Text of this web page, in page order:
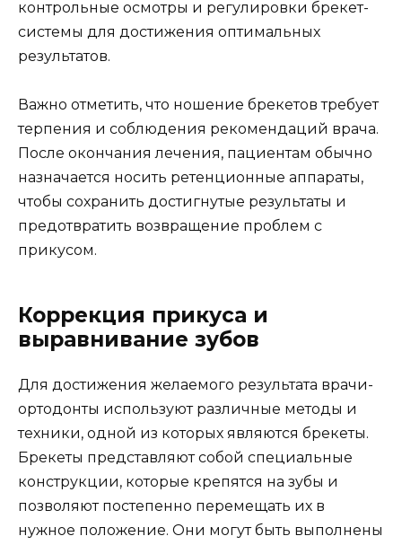
контрольные осмотры и регулировки брекет-
системы для достижения оптимальных
результатов.
Важно отметить, что ношение брекетов требует
терпения и соблюдения рекомендаций врача.
После окончания лечения, пациентам обычно
назначается носить ретенционные аппараты,
чтобы сохранить достигнутые результаты и
предотвратить возвращение проблем с
прикусом.
Коррекция прикуса и
выравнивание зубов
Для достижения желаемого результата врачи-
ортодонты используют различные методы и
техники, одной из которых являются брекеты.
Брекеты представляют собой специальные
конструкции, которые крепятся на зубы и
позволяют постепенно перемещать их в
нужное положение. Они могут быть выполнены